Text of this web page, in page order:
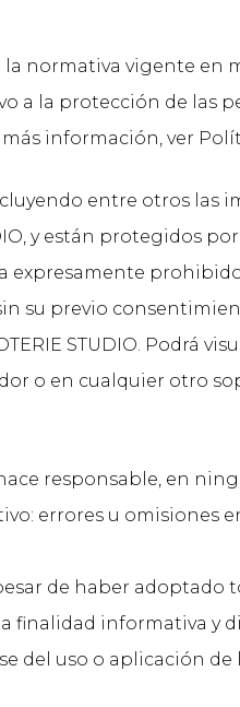
la normativa vigente
a la protección de las
información, ver
entre otros las
y están protegidos
su previo
STUDIO. Podrá
o en cualquier otro
hace responsable, en
errores u omisiones
de haber adoptado
informativa y
del uso o aplicación